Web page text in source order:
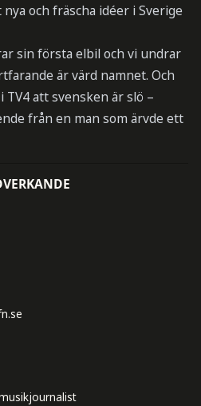
och fräscha idéer i Sverige
sin första elbil och vi undrar
är värd namnet. Och
TV4 att svensken är slö –
från en man som ärvde ett